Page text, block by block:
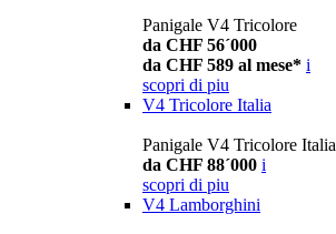
Panigale V4 Tricolore
da CHF 56´000
da CHF 589 al mese* i
scopri di piu
V4 Tricolore Italia
Panigale V4 Tricolore Italia
da CHF 88´000 i
scopri di piu
V4 Lamborghini